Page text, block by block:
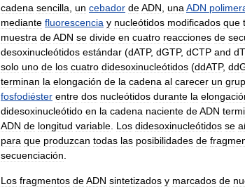
cadena sencilla, un cebador deADN, unaADN
mediante fluorescencia y nucleótidos modificados que
muestra deADN se divide en cuatro reacciones de
desoxinucleótidos estándar (dATP, dGTP, dCTP and
solo uno de los cuatro didesoxinucleótidos (ddATP,
terminan la elongación de la cadena al carecer un
fosfodiéster entre dos nucleótidos durante la
didesoxinucleótido en la cadena naciente deADN
ADN de longitud variable. Los didesoxinucleótidos se
para que produzcan todas las posibilidades de
secuenciación.
Los fragmentos deADN sintetizados y marcados de